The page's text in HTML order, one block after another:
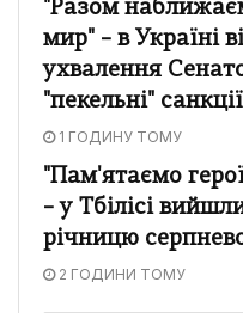
"Разом
мир" – в Україні
ухвалення
"пекельні" санкції
1 ГОДИНУ ТОМУ
"Пам'ятаємо
– у Тбілісі
річницю
2 ГОДИНИ ТОМУ